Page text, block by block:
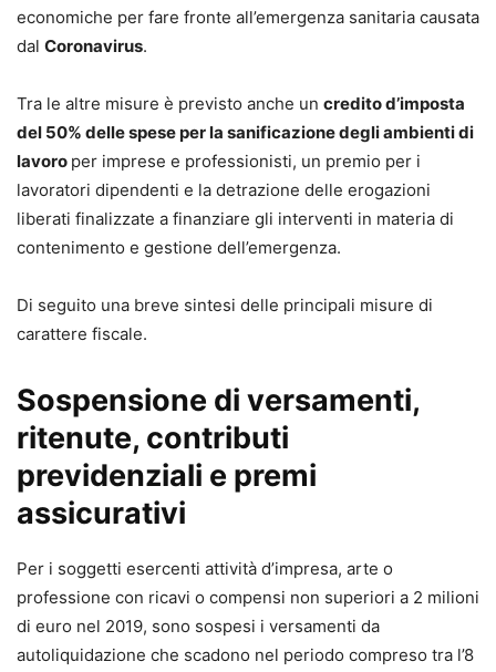
economiche per fare fronte all’emergenza sanitaria causata
dal Coronavirus.
Tra le altre misure è previsto anche un credito d’imposta
del 50% delle spese per la sanificazione degli ambienti di
lavoro per imprese e professionisti, un premio per i
lavoratori dipendenti e la detrazione delle erogazioni
liberati finalizzate a finanziare gli interventi in materia di
contenimento e gestione dell’emergenza.
Di seguito una breve sintesi delle principali misure di
carattere fiscale.
Sospensione di versamenti,
ritenute, contributi
previdenziali e premi
assicurativi
Per i soggetti esercenti attività d’impresa, arte o
professione con ricavi o compensi non superiori a 2 milioni
di euro nel 2019, sono sospesi i versamenti da
autoliquidazione che scadono nel periodo compreso tra l’8